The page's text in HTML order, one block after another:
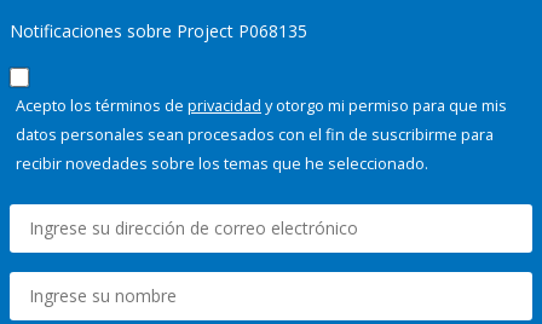
Notificaciones sobre Project P068135
Acepto los términos de privacidad y otorgo mi permiso para que mis
datos personales sean procesados con el fin de suscribirme para
recibir novedades sobre los temas que he seleccionado.